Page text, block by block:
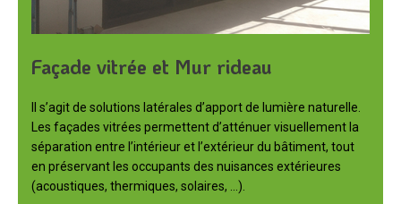
Façade vitrée et Mur rideau
Il s’agit de solutions latérales d’apport de lumière naturelle.
Les façades vitrées permettent d’atténuer visuellement la
séparation entre l’intérieur et l’extérieur du bâtiment, tout
en préservant les occupants des nuisances extérieures
(acoustiques, thermiques, solaires, …).